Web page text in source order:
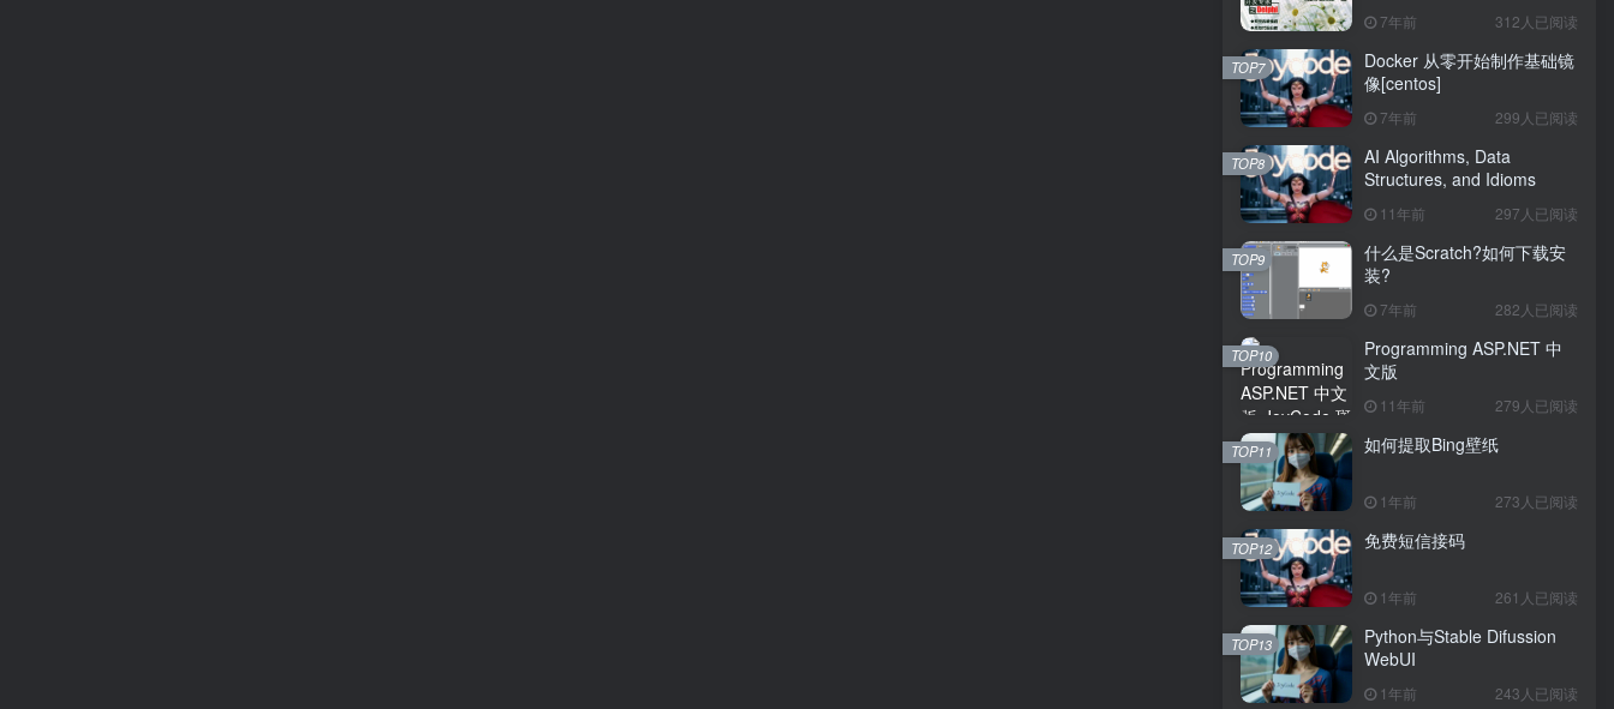
7年前 312人已阅读
Docker 从零开始制作基础镜
像[centos]
7年前 299人已阅读
TOP7
AI Algorithms, Data
Structures, and Idioms
11年前 297人已阅读
TOP8
什么是Scratch?如何下载安
装?
7年前 282人已阅读
TOP9
Programming ASP.NET 中
文版
11年前 279人已阅读
TOP10
如何提取Bing壁纸
1年前 273人已阅读
TOP11
免费短信接码
1年前 261人已阅读
TOP12
Python与Stable Difussion
WebUI
1年前 243人已阅读
TOP13